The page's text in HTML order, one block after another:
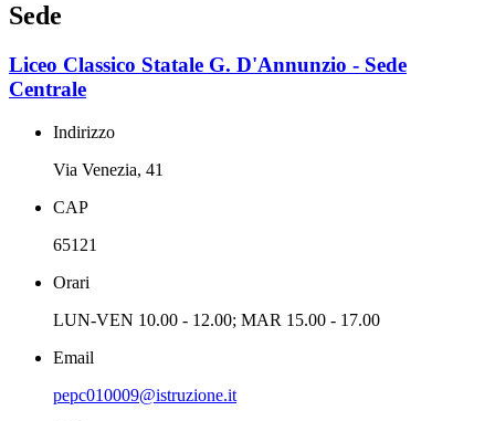
Sede
Liceo Classico Statale G. D'Annunzio - Sede
Centrale
Indirizzo
Via Venezia, 41
CAP
65121
Orari
LUN-VEN 10.00 - 12.00; MAR 15.00 - 17.00
Email
pepc010009@istruzione.it